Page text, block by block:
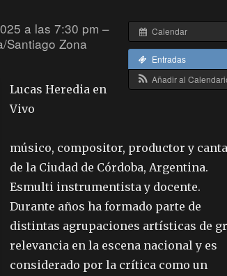
Calendar
Entradas
Añadir al
a las 7:30 pm –
Santiago Zona
Lucas Heredia en
Vivo
músico, compositor, productor y
de la Ciudad de Córdoba, Argentina.
Esmulti instrumentista y docente.
Durante años ha formado parte de
distintas agrupaciones artísticas de
relevancia en la escena nacional y es
considerado por la crítica como un